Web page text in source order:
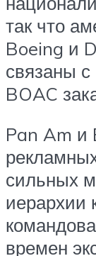
так что
Boeing и
связаны
BOAC
Pan Am и
сильных
иерархии
времен